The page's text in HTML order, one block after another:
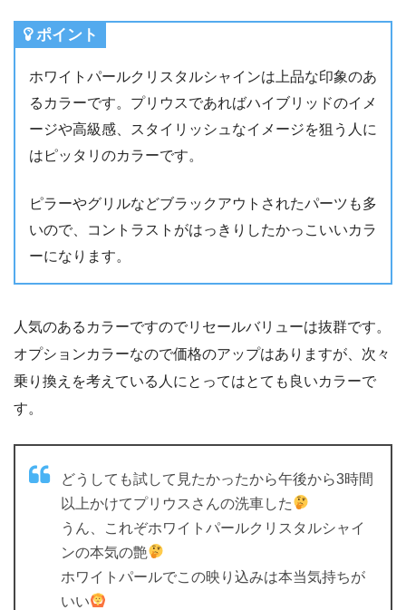
ポイント
ホワイトパールクリスタルシャインは上品な印象のあ
るカラーです。プリウスであればハイブリッドのイメ
ージや高級感、スタイリッシュなイメージを狙う人に
はピッタリのカラーです。
ピラーやグリルなどブラックアウトされたパーツも多
いので、コントラストがはっきりしたかっこいいカラ
ーになります。
人気のあるカラーですのでリセールバリューは抜群です。
オプションカラーなので価格のアップはありますが、次々
乗り換えを考えている人にとってはとても良いカラーで
す。
どうしても試して見たかったから午後から3時間
以上かけてプリウスさんの洗車した
うん、これぞホワイトパールクリスタルシャイ
ンの本気の艶
ホワイトパールでこの映り込みは本当気持ちが
いい